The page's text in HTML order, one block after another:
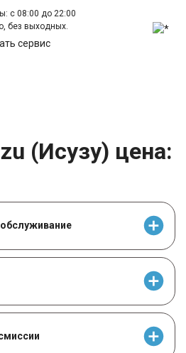
с 08:00 до 22:00
без выходных.
сервис
(Исузу) цена: